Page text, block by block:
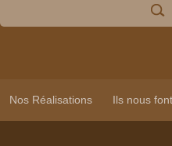
Nos Réalisations Ils nous